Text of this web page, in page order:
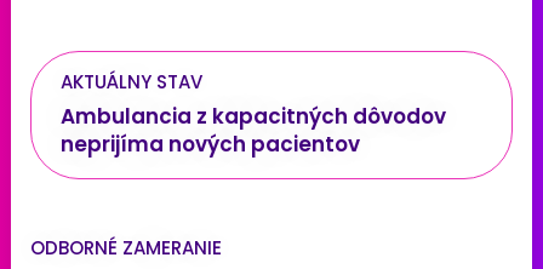
AKTUÁLNY STAV
Ambulancia z kapacitných dôvodov
neprijíma nových pacientov
ODBORNÉ ZAMERANIE